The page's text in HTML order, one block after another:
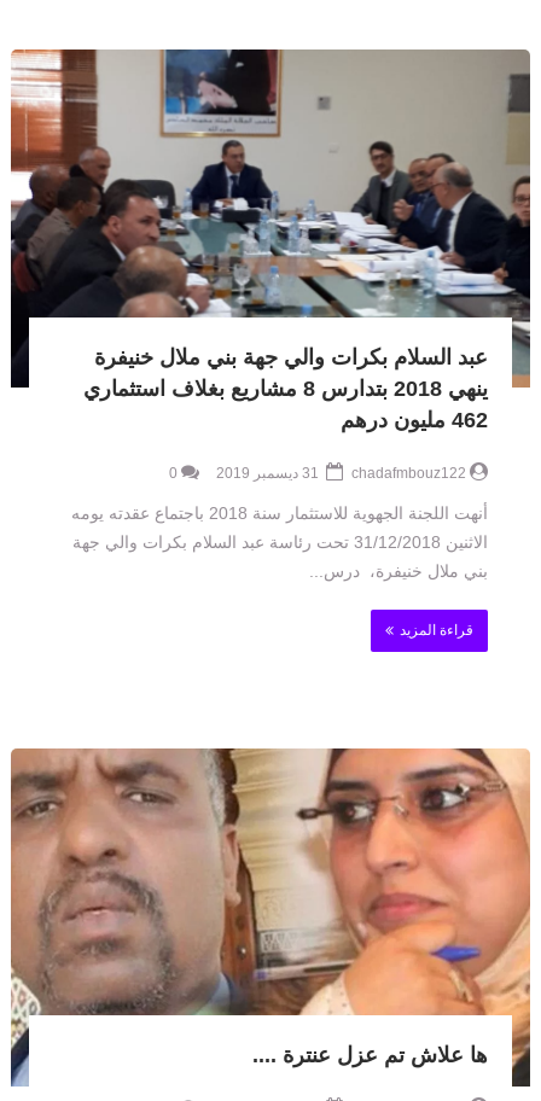
عبد السلام بكرات والي جهة بني ملال خنيفرة
ينهي 2018 بتدارس 8 مشاريع بغلاف استثماري
462 مليون درهم
chadafmbouz122
0
أنهت اللجنة الجهوية للاستثمار سنة 2018 باجتماع عقدته يومه
الاثنين 31/12/2018 تحت رئاسة عبد السلام بكرات والي جهة
بني ملال خنيفرة، درس...
قراءة المزيد
ها علاش تم عزل عنترة ....